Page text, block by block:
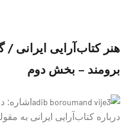
هنر كتاب‌آرايی ايرانی /
برومند – بخش دوم
درباره كتاب‌آرايی ايرانی به